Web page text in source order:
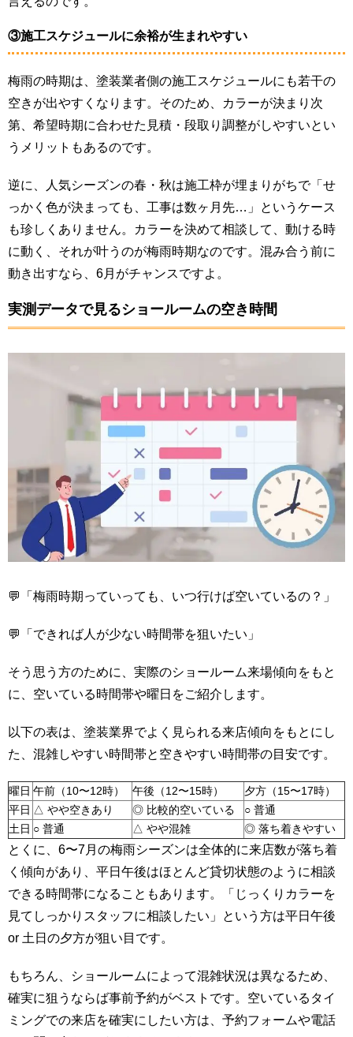
③施工スケジュールに余裕が生まれやすい
梅雨の時期は、塗装業者側の施工スケジュールにも若干の
空きが出やすくなります。そのため、カラーが決まり次
第、希望時期に合わせた見積・段取り調整がしやすいとい
うメリットもあるのです。
逆に、人気シーズンの春・秋は施工枠が埋まりがちで「せ
っかく色が決まっても、工事は数ヶ月先…」というケース
も珍しくありません。カラーを決めて相談して、動ける時
に動く、それが叶うのが梅雨時期なのです。混み合う前に
動き出すなら、6月がチャンスですよ。
実測データで見るショールームの空き時間
💬「梅雨時期っていっても、いつ行けば空いているの？」
💬「できれば人が少ない時間帯を狙いたい」
そう思う方のために、実際のショールーム来場傾向をもと
に、空いている時間帯や曜日をご紹介します。
以下の表は、塗装業界でよく見られる来店傾向をもとにし
た、混雑しやすい時間帯と空きやすい時間帯の目安です。
曜日 午前（10〜12時） 午後（12〜15時）
夕方（15〜17時）
平日 △ やや空きあり ◎ 比較的空いている
○ 普通
土日 ○ 普通 △ やや混雑 ◎ 落ち着きやすい
とくに、6〜7月の梅雨シーズンは全体的に来店数が落ち着
く傾向があり、平日午後はほとんど貸切状態のように相談
できる時間帯になることもあります。「じっくりカラーを
見てしっかりスタッフに相談したい」という方は平日午後
or 土日の夕方が狙い目です。
もちろん、ショールームによって混雑状況は異なるため、
確実に狙うならば事前予約がベストです。空いているタイ
ミングでの来店を確実にしたい方は、予約フォームや電話